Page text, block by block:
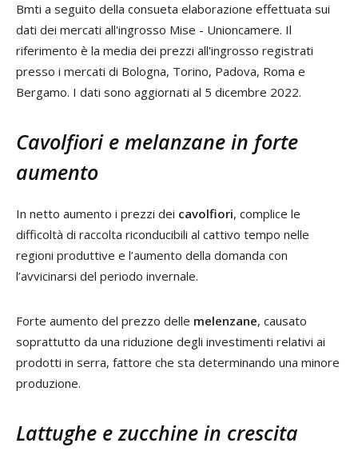
Bmti a seguito della consueta elaborazione effettuata sui
dati dei mercati all'ingrosso Mise - Unioncamere. Il
riferimento è la media dei prezzi all'ingrosso registrati
presso i mercati di Bologna, Torino, Padova, Roma e
Bergamo. I dati sono aggiornati al 5 dicembre 2022.
Cavolfiori e melanzane in forte
aumento
In netto aumento i prezzi dei cavolfiori, complice le
difficoltà di raccolta riconducibili al cattivo tempo nelle
regioni produttive e l’aumento della domanda con
l’avvicinarsi del periodo invernale.
Forte aumento del prezzo delle melenzane, causato
soprattutto da una riduzione degli investimenti relativi ai
prodotti in serra, fattore che sta determinando una minore
produzione.
Lattughe e zucchine in crescita